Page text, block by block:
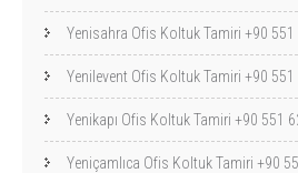
Yenisahra Ofis Koltuk Tamiri +90 551
Yenilevent Ofis Koltuk Tamiri +90
Yenikapı Ofis Koltuk Tamiri +90 551
Yeniçamlıca Ofis Koltuk Tamiri +90